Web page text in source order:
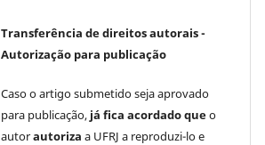
Transferência de direitos autorais -
Autorização para publicação
Caso o artigo submetido seja aprovado
para publicação, já fica acordado queo
autorautoriza a UFRJ a reproduzi-lo e